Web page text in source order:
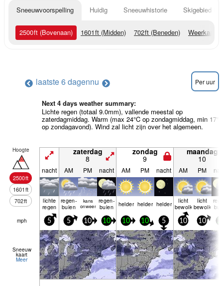
Sneeuwvoorspelling Huidig Sneeuwhistorie Skigebied
2500ft (Bovenaan) 1601ft (Midden) 702ft (Beneden)
laatste 6 dagennu Per uur
Next 4 days weather summary:
Lichte regen (totaal 9.0mm), vallende meestal op
zaterdagmiddag. Warm (max 24°C op zondagmiddag, min 17°C
op zondagavond). Wind zal licht zijn over het algemeen.
Hoogte
2500ft
1601ft
702ft
zaterdag
8
zondag
9
maandag
10
nacht AM PM nacht AM PM nacht AM PM
lichte
regen
regen­
buien
kans
onweer
regen­
buien helder helder helder licht
bewolkt
licht
bewolkt
mph 5 5 10 10 10 10 5 10 10
Sneeuw
kaart
Meer